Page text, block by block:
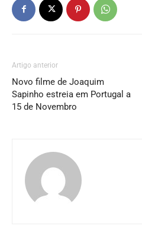
Artigo anterior
Novo filme de Joaquim
Sapinho estreia em Portugal a
15 de Novembro